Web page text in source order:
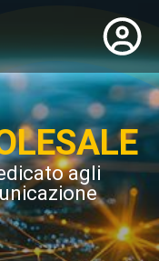
agli